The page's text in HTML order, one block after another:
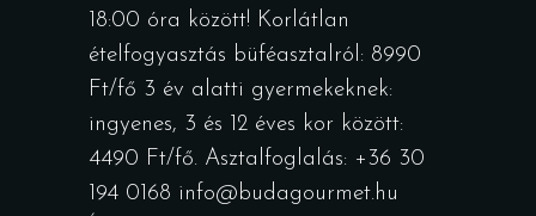
18:00 óra között! Korlátlan
ételfogyasztás büféasztalról: 8990
Ft/fő 3 év alatti gyermekeknek:
ingyenes, 3 és 12 éves kor között:
4490 Ft/fő. Asztalfoglalás: +36 30
194 0168 info@budagourmet.hu